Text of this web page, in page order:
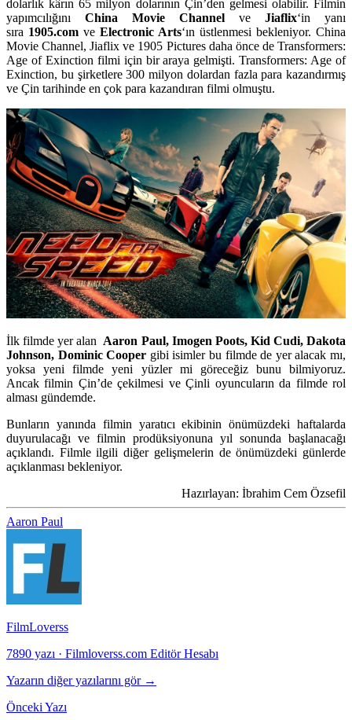
dolarlık kârın 65 milyon dolarının Çin’den gelmesi olabilir. Filmin
yapımcılığını China Movie Channel ve Jiaflix‘in yanı
sıra 1905.com ve Electronic Arts‘ın üstlenmesi bekleniyor. China
Movie Channel, Jiaflix ve 1905 Pictures daha önce deTransformers:
Age of Exinction filmi için bir araya gelmişti. Transformers: Age of
Exinction, bu şirketlere 300 milyon dolardan fazla para kazandırmış
ve Çin tarihinde en çok para kazandıran filmi olmuştu.
İlk filmde yer alan Aaron Paul, Imogen Poots, Kid Cudi, Dakota
Johnson, Dominic Cooper gibi isimler bu filmde de yer alacak mı,
yoksa yeni filmde yeni yüzler mi göreceğiz bunu bilmiyoruz.
Ancak filmin Çin’de çekilmesi ve Çinli oyuncuların da filmde rol
alması gündemde.
Bunların yanında filmin yaratıcı ekibinin önümüzdeki haftalarda
duyurulacağı ve filmin prodüksiyonuna yıl sonunda başlanacağı
açıklandı. Filmle ilgili diğer gelişmelerin de önümüzdeki günlerde
açıklanması bekleniyor.
Hazırlayan: İbrahim Cem Özsefil
Aaron Paul
FilmLoverss
7890 yazı · Filmloverss.com Editör Hesabı
Yazarın diğer yazılarını gör →
Önceki Yazı